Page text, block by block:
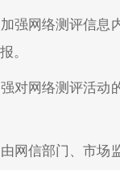
强网络测评信息
。
对网络测评活动
网信部门、市场